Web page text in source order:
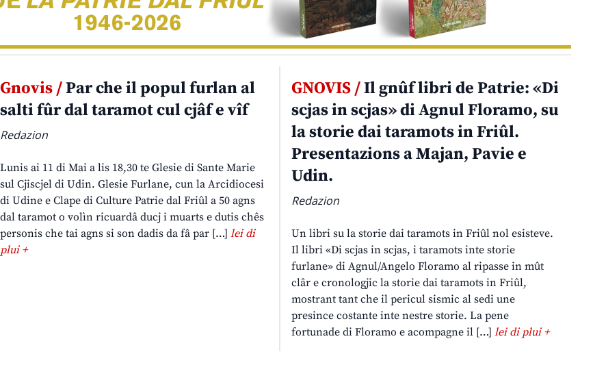
Gnovis /Par che il popul furlan al
salti fûr dal taramot cul cjâf e vîf
Redazion
Lunis ai 11 di Mai a lis 18,30 te Glesie di Sante Marie
sul Cjiscjel di Udin. Glesie Furlane, cun la Arcidiocesi
di Udine e Clape di Culture Patrie dal Friûl a 50 agns
dal taramot o volìn ricuardâ ducj i muarts e dutis chês
personis che tai agns si son dadis da fâ par […] lei di
plui +
GNOVIS /Il gnûf libri de Patrie: «Di
scjas in scjas» di Agnul Floramo, su
la storie dai taramots in Friûl.
Presentazions a Majan, Pavie e
Udin.
Redazion
Un libri su la storie dai taramots in Friûl nol esisteve.
Il libri «Di scjas in scjas, i taramots inte storie
furlane» di Agnul/Angelo Floramo al ripasse in mût
clâr e cronologjic la storie dai taramots in Friûl,
mostrant tant che il pericul sismic al sedi une
presince costante inte nestre storie. La pene
fortunade di Floramo e acompagne il […]lei di plui +